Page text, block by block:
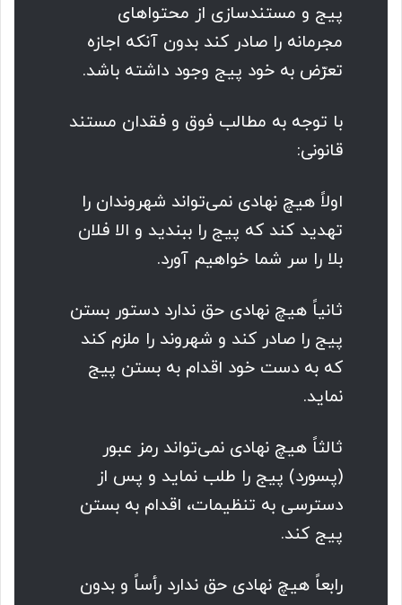
پیج و مستندسازی از محتواهای
مجرمانه را صادر کند بدون آنکه اجازه
تعرّض به خود پیج وجود داشته باشد.
با توجه به مطالب فوق و فقدان مستند
قانونی:
اولاً هیچ نهادی نمی‌تواند شهروندان را
تهدید کند که پیج را ببندید و الا فلان
بلا را سر شما خواهیم آورد.
ثانیاً هیچ نهادی حق ندارد دستور بستن
پیج را صادر کند و شهروند را ملزم کند
که به دست خود اقدام به بستن پیج
نماید.
ثالثاً هیچ نهادی نمی‌تواند رمز عبور
(پسورد) پیج را طلب نماید و پس از
دسترسی به تنظیمات، اقدام به بستن
پیج کند.
رابعاً هیچ نهادی حق ندارد رأساً و بدون